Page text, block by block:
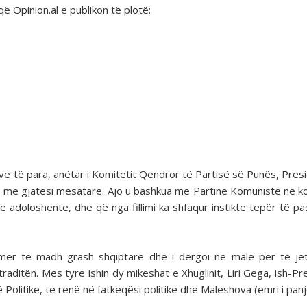
Opinion.al e publikon të plotë:
të para, anëtar i Komitetit Qëndror të Partisë së Punës,
gjatësi mesatare. Ajo u bashkua me Partinë Komuniste në
adoloshente, dhe që nga fillimi ka shfaqur instikte tepër të
të madh grash shqiptare dhe i dërgoi në male për të
Mes tyre ishin dy mikeshat e Xhuglinit, Liri Gega, ish-
të rënë në fatkeqësi politike dhe Malëshova (emri i